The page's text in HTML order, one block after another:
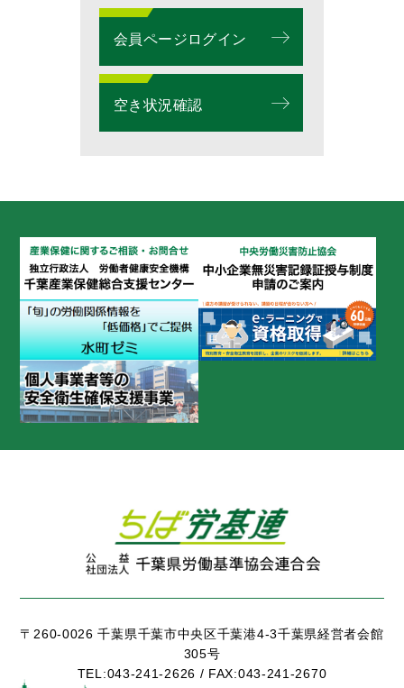
会員ページログイン
空き状況確認
〒260-0026 千葉県千葉市中央区千葉港4-3千葉県経営者会館
305号
TEL:043-241-2626 / FAX:043-241-2670